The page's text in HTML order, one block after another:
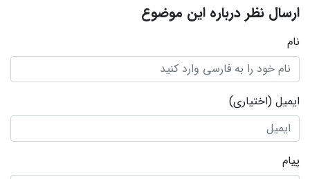
ارسال نظر درباره این موضوع
نام
ایمیل (اختیاری)
پیام